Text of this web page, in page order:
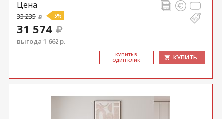
Цена
33 235 -5%
31 574
выгода 1 662 р.
КУ­ПИТЬ В
ОДИН КЛИК
КУПИТЬ